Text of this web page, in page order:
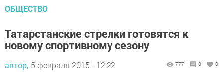
ОБЩЕСТВО
Татарстанские стрелки готовятся к
новому спортивному сезону
автор, 5 февраля 2015 - 12:22 777 0 0